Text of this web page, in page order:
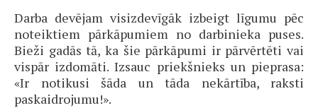
Darba devējam visizdevīgāk izbeigt līgumu pēc
noteiktiem pārkāpumiem no darbinieka puses.
Bieži gadās tā, ka šie pārkāpumi ir pārvērtēti vai
vispār izdomāti. Izsauc priekšnieks un pieprasa:
«Ir notikusi šāda un tāda nekārtība, raksti
paskaidrojumu!».